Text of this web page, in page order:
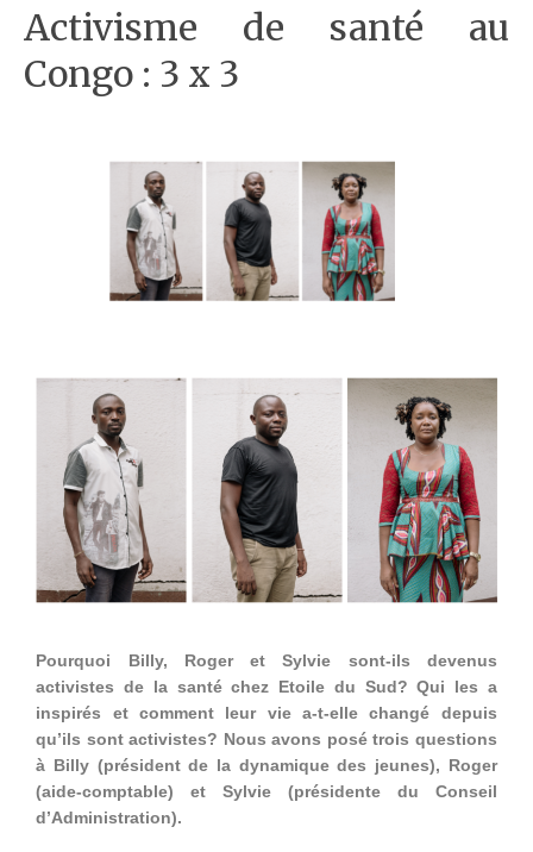
Activisme de santé au
Congo : 3 x 3
Pourquoi Billy, Roger et Sylvie sont-ils devenus
activistes de la santé chez Etoile du Sud? Qui les a
inspirés et comment leur vie a-t-elle changé depuis
qu’ils sont activistes? Nous avons posé trois questions
à Billy (président de la dynamique des jeunes), Roger
(aide-comptable) et Sylvie (présidente du Conseil
d’Administration).